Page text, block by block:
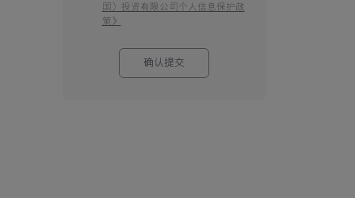
国）投资有限公司个人信息保护政
策》
确认提交